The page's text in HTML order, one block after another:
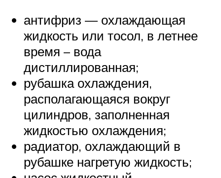
антифриз — охлаждающая
жидкость или тосол, в летнее
время – вода
дистиллированная;
рубашка охлаждения,
располагающаяся вокруг
цилиндров, заполненная
жидкостью охлаждения;
радиатор, охлаждающий в
рубашке нагретую жидкость;